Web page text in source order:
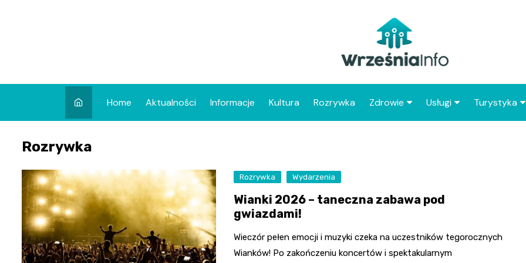
Home Aktualności Informacje Kultura Rozrywka Zdrowie Usługi Turystyka
Atrakcje
Zabytki
powiatu
Rozrywka
Rozrywka Wydarzenia
Wianki 2026 – taneczna zabawa pod
gwiazdami!
Wieczór pełen emocji i muzyki czeka na uczestników tegorocznych
Wianków! Po zakończeniu koncertów i spektakularnym